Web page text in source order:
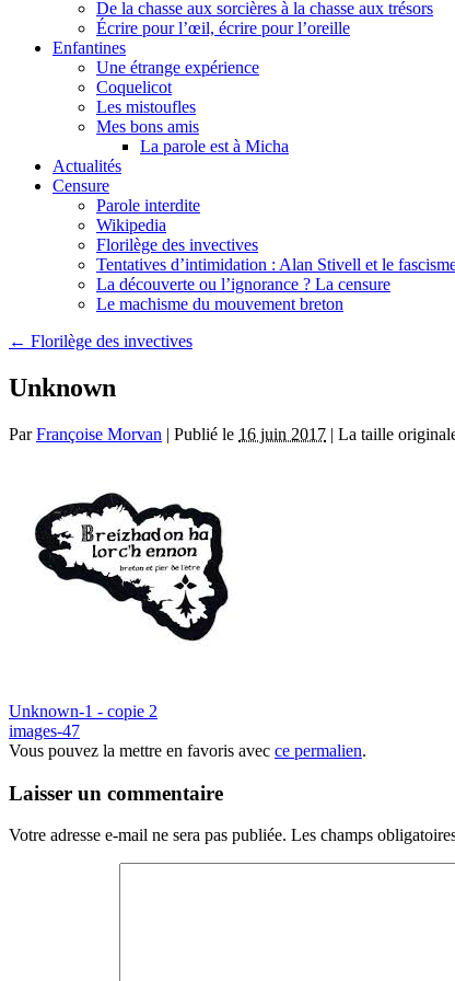
De la chasse aux sorcières à la chasse aux trésors
Écrire pour l’œil, écrire pour l’oreille
Enfantines
Une étrange expérience
Coquelicot
Les mistoufles
Mes bons amis
La parole est à Micha
Actualités
Censure
Parole interdite
Wikipedia
Florilège des invectives
Tentatives d’intimidation : Alan Stivell et le
La découverte ou l’ignorance ? La censure
Le machisme du mouvement breton
← Florilège des invectives
Unknown
Par Françoise Morvan | Publié le 16 juin 2017 | La taille
Unknown-1 - copie 2
images-47
Vous pouvez la mettre en favoris avec ce permalien.
Laisser un commentaire
Votre adresse e-mail ne sera pas publiée. Les champs